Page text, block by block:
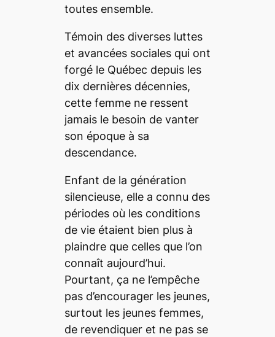
toutes ensemble.
Témoin des diverses luttes
et avancées sociales qui ont
forgé le Québec depuis les
dix dernières décennies,
cette femme ne ressent
jamais le besoin de vanter
son époque à sa
descendance.
Enfant de la génération
silencieuse, elle a connu des
périodes où les conditions
de vie étaient bien plus à
plaindre que celles que l’on
connaît aujourd’hui.
Pourtant, ça ne l’empêche
pas d’encourager les jeunes,
surtout les jeunes femmes,
de revendiquer et ne pas se